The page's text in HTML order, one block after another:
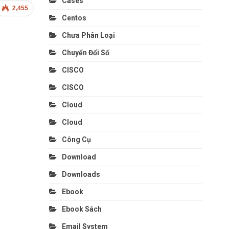
2,455
Centos
Chưa Phân Loại
Chuyển Đổi Số
CISCO
CISCO
Cloud
Cloud
Công Cụ
Download
Downloads
Ebook
Ebook Sách
Email System